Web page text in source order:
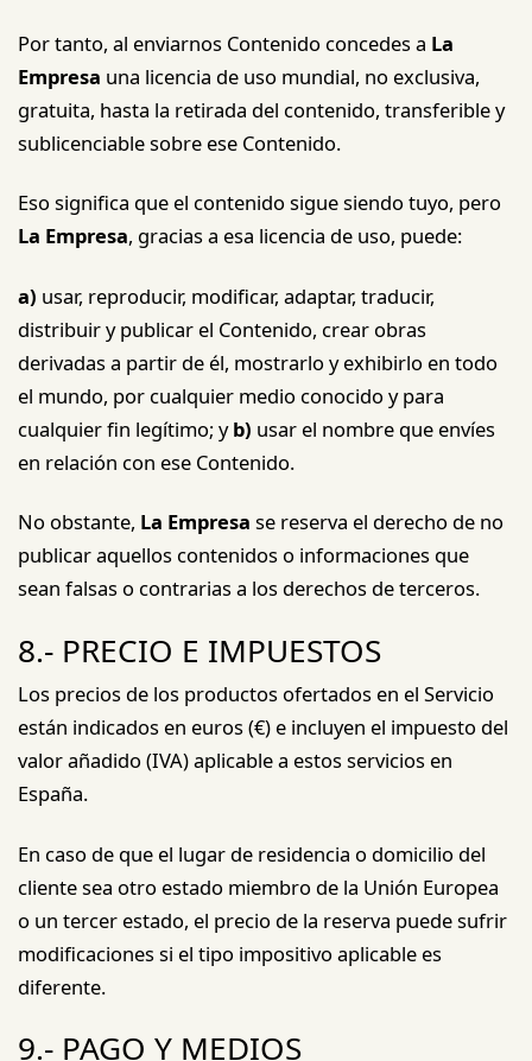
Por tanto, al enviarnos Contenido concedes a La
Empresa una licencia de uso mundial, no exclusiva,
gratuita, hasta la retirada del contenido, transferible y
sublicenciable sobre ese Contenido.
Eso significa que el contenido sigue siendo tuyo, pero
La Empresa, gracias a esa licencia de uso, puede:
a) usar, reproducir, modificar, adaptar, traducir,
distribuir y publicar el Contenido, crear obras
derivadas a partir de él, mostrarlo y exhibirlo en todo
el mundo, por cualquier medio conocido y para
cualquier fin legítimo; yb) usar el nombre que envíes
en relación con ese Contenido.
No obstante, La Empresa se reserva el derecho de no
publicar aquellos contenidos o informaciones que
sean falsas o contrarias a los derechos de terceros.
8.- PRECIO E IMPUESTOS
Los precios de los productos ofertados en el Servicio
están indicados en euros (€) e incluyen el impuesto del
valor añadido (IVA) aplicable a estos servicios en
España.
En caso de que el lugar de residencia o domicilio del
cliente sea otro estado miembro de la Unión Europea
o un tercer estado, el precio de la reserva puede sufrir
modificaciones si el tipo impositivo aplicable es
diferente.
9.- PAGO Y MEDIOS